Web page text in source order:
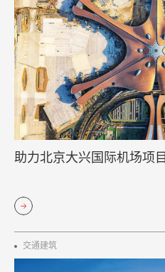
助力北京大兴国际机场项目
交通建筑